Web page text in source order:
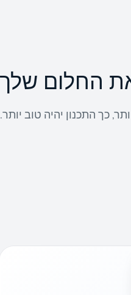
החלום שלך
כך התכנון יהיה טוב יותר.